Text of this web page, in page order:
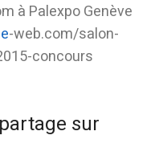
à Palexpo Genève
-web.com/salon-
concours
sur